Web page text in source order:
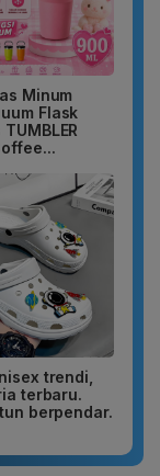
Minum
Flask
trendi,
terbaru.
berpendar.